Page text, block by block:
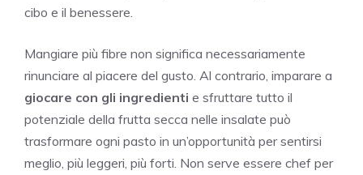
cibo e il benessere.
Mangiare più fibre non significa necessariamente
rinunciare al piacere del gusto. Al contrario, imparare a
giocare con gli ingredienti e sfruttare tutto il
potenziale della frutta secca nelle insalate può
trasformare ogni pasto in un’opportunità per sentirsi
meglio, più leggeri, più forti. Non serve essere chef per